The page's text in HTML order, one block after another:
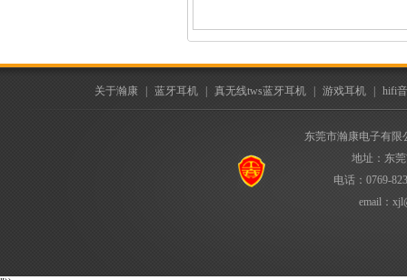
关于瀚康 | 蓝牙耳机 | 真无线tws蓝牙耳机 | 游戏耳机 | hifi
东莞市瀚康电子有限
地址：东
电话：0769-
email：